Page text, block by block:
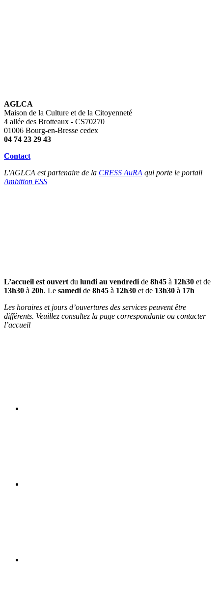
AGLCA
Maison de la Culture et de la Citoyenneté
4 allée des Brotteaux - CS70270
01006 Bourg-en-Bresse cedex
04 74 23 29 43
Contact
L'AGLCA est partenaire de la CRESS AuRA qui porte le portail
Ambition ESS
L’accueil est ouvert du lundi au vendredi de 8h45 à 12h30 et de
13h30 à 20h. Le samedi de 8h45 à 12h30 et de 13h30 à 17h
Les horaires et jours d’ouvertures des services peuvent être
différents. Veuillez consultez la page correspondante ou contacter
l’accueil